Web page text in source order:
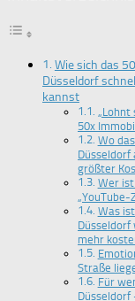
Wie sich das
Düsseldorf
kannst
„Lohnt
50x
Wo
Düsseldorf
größter
Wer
„YouTube-
Was
mehr
Straße
Für
Düsseldorf